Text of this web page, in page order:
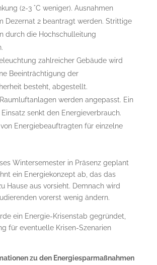
(2-3 °C weniger). Ausnahmen
Dezernat 2 beantragt werden. Strittige
durch die Hochschulleitung
zahlreicher Gebäude wird
Beeinträchtigung der
besteht, abgestellt.
werden angepasst. Ein
senkt den Energieverbrauch.
Energiebeauftragten für einzelne
Wintersemester in Präsenz geplant
ein Energiekonzept ab, das das
Hause aus vorsieht. Demnach wird
vorerst wenig ändern.
ein Energie-Krisenstab gegründet,
für eventuelle Krisen-Szenarien
zu den Energiesparmaßnahmen